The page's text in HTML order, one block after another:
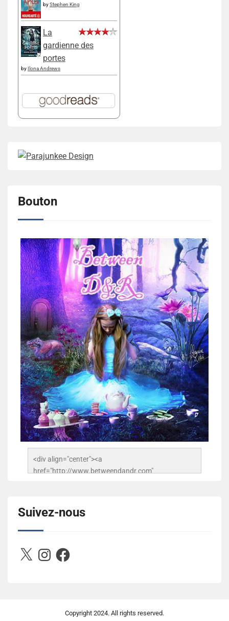
byStephen King
La
gardienne des
portes
by Ilona Andrews
Bouton
<div align="center"><a
href="http://www.betweendandr.com"
503716673157532-2788222864243652657-n.jpg"
alt="Between D&R" style="border:none;" /></a>
</div>
Suivez-nous
X InstagramFacebook
Copyright 2024. All rights reserved.